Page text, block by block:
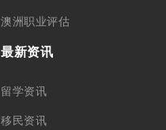
澳洲职业评估
最新资讯
留学资讯
移民资讯